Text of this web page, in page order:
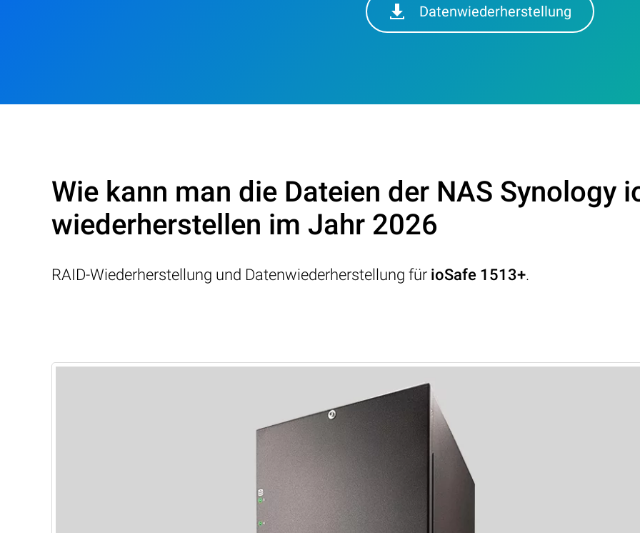
Datenwiederherstellung
Wie kann man die Dateien der NAS Synology
wiederherstellen im Jahr 2026
RAID-Wiederherstellung und Datenwiederherstellung für ioSafe 1513+.